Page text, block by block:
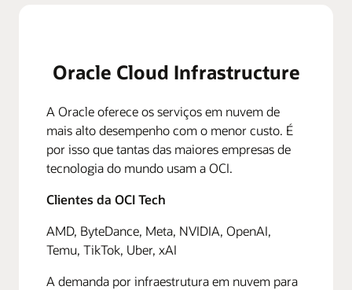
Oracle Cloud Infrastructure
A Oracle oferece os serviços em nuvem de
mais alto desempenho com o menor custo. É
por isso que tantas das maiores empresas de
tecnologia do mundo usam a OCI.
Clientes da OCI Tech
AMD, ByteDance, Meta, NVIDIA, OpenAI,
Temu, TikTok, Uber, xAI
A demanda por infraestrutura em nuvem para